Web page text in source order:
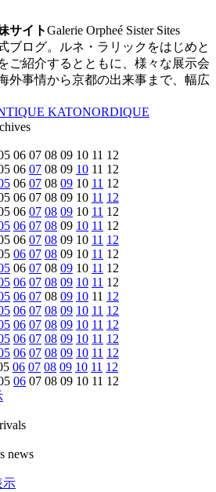
サイトGalerie Orpheé Sister Sites
ブログ。ルネ・ラリックをはじめと
ご紹介するとともに、様々な展示会
外事情から京都の出来事まで、幅広
KATONORDIQUE
06 07 08 09 10 11 12
06 07 08 09 10 11 12
06 07 08 09 10 11 12
06 07 08 09 10 11 12
06 07 08 09 10 11 12
06 07 08 09 10 11 12
06 07 08 09 10 11 12
06 07 08 09 10 11 12
06 07 08 09 10 11 12
06 07 08 09 10 11 12
06 07 08 09 10 11 12
06 07 08 09 10 11 12
06 07 08 09 10 11 12
06 07 08 09 10 11 12
06 07 08 09 10 11 12
06 07 08 09 10 11 12
06 07 08 09 10 11 12
news
示